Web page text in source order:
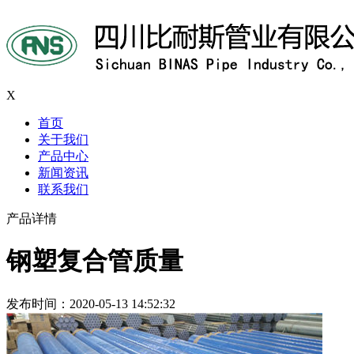
X
首页
关于我们
产品中心
新闻资讯
联系我们
产品详情
钢塑复合管质量
发布时间：2020-05-13 14:52:32